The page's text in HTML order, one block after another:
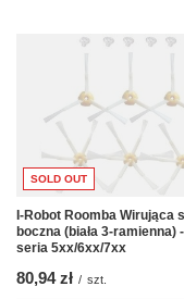
SOLD OUT
I-Robot Roomba Wirująca
boczna (biała 3-ramienna)
seria 5xx/6xx/7xx
80,94 zł / szt.